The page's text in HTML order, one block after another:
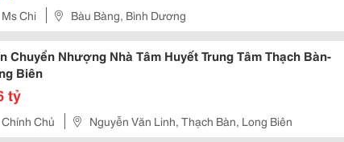
Ms Chi Bàu Bàng, Bình Dương
Chuyển Nhượng Nhà Tâm Huyết Trung Tâm Thạch Bàn-
Biên
tỷ
Chính Chủ Nguyễn Văn Linh, Thạch Bàn, Long Biên